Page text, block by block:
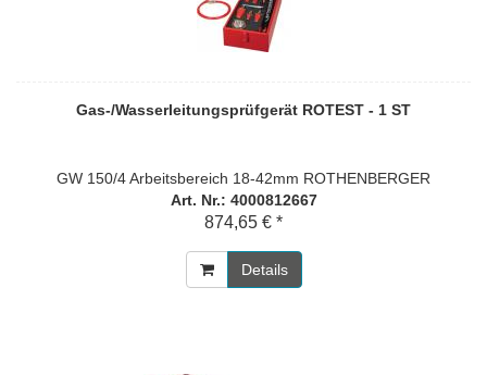
Gas-/Wasserleitungsprüfgerät ROTEST - 1 ST
GW 150/4 Arbeitsbereich 18-42mm ROTHENBERGER
Art. Nr.: 4000812667
874,65 € *
Details